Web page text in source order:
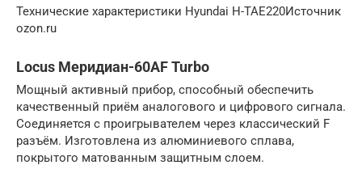
Технические характеристики Hyundai H-TAE220Источник
ozon.ru
Locus Мeридиан-60AF Turbo
Мощный активный прибор, способный обеспечить
качественный приём аналогового и цифрового сигнала.
Соединяется с проигрывателем через классический F
разъём. Изготовлена из алюминиевого сплава,
покрытого матованным защитным слоем.